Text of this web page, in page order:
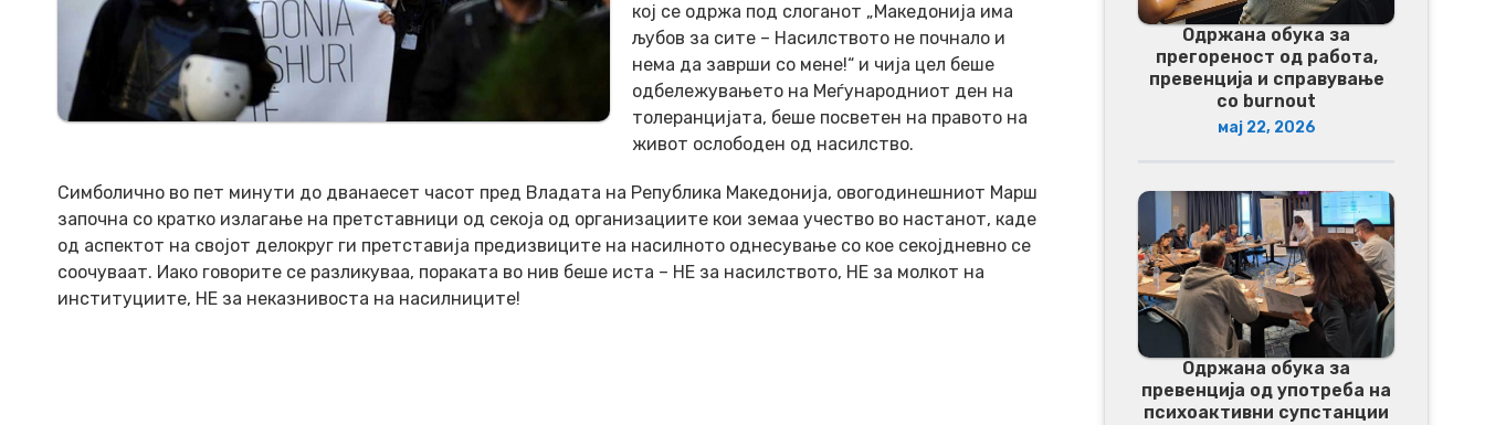
кој се одржа под слоганот „Македонија има
љубов за сите – Насилството не почнало и
нема да заврши со мене!“ и чија цел беше
одбележувањето на Меѓународниот ден на
толеранцијата, беше посветен на правото на
живот ослободен од насилство.
Симболично во пет минути до дванаесет часот пред Владата на Република Македонија, овогодинешниот Марш
започна со кратко излагање на претставници од секоја од организациите кои земаа учество во настанот, каде
од аспектот на својот делокруг ги претставија предизвиците на насилното однесување со кое секојдневно се
соочуваат. Иако говорите се разликуваа, пораката во нив беше иста – НЕ за насилството, НЕ за молкот на
институциите, НЕ за неказнивоста на насилниците!
Одржана обука за
прегореност од работа,
превенција и справување
со burnout
мај 22, 2026
Одржана обука за
превенција од употреба на
психоактивни супстанции